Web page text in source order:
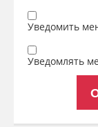
Уведомить
Уведомлять